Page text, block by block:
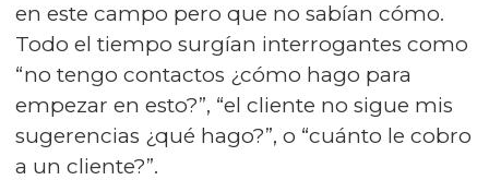
en este campo pero que no sabían cómo.
Todo el tiempo surgían interrogantes como
“no tengo contactos ¿cómo hago para
empezar en esto?”, “el cliente no sigue mis
sugerencias ¿qué hago?”, o “cuánto le cobro
a un cliente?”.